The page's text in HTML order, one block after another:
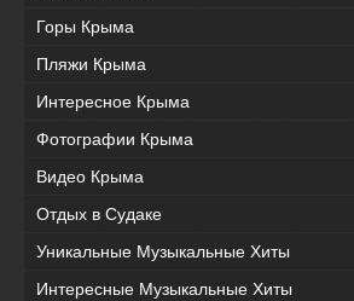
Горы Крыма
Пляжи Крыма
Интересное Крыма
Фотографии Крыма
Видео Крыма
Отдых в Судаке
Уникальные Музыкальные Хиты
Интересные Музыкальные Хиты